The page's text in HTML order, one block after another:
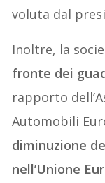
voluta dal
Inoltre, la
fronte dei
rapporto
Automobili
diminuzione
nell’Unione